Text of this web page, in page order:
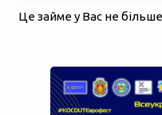
Це займе у Вас не